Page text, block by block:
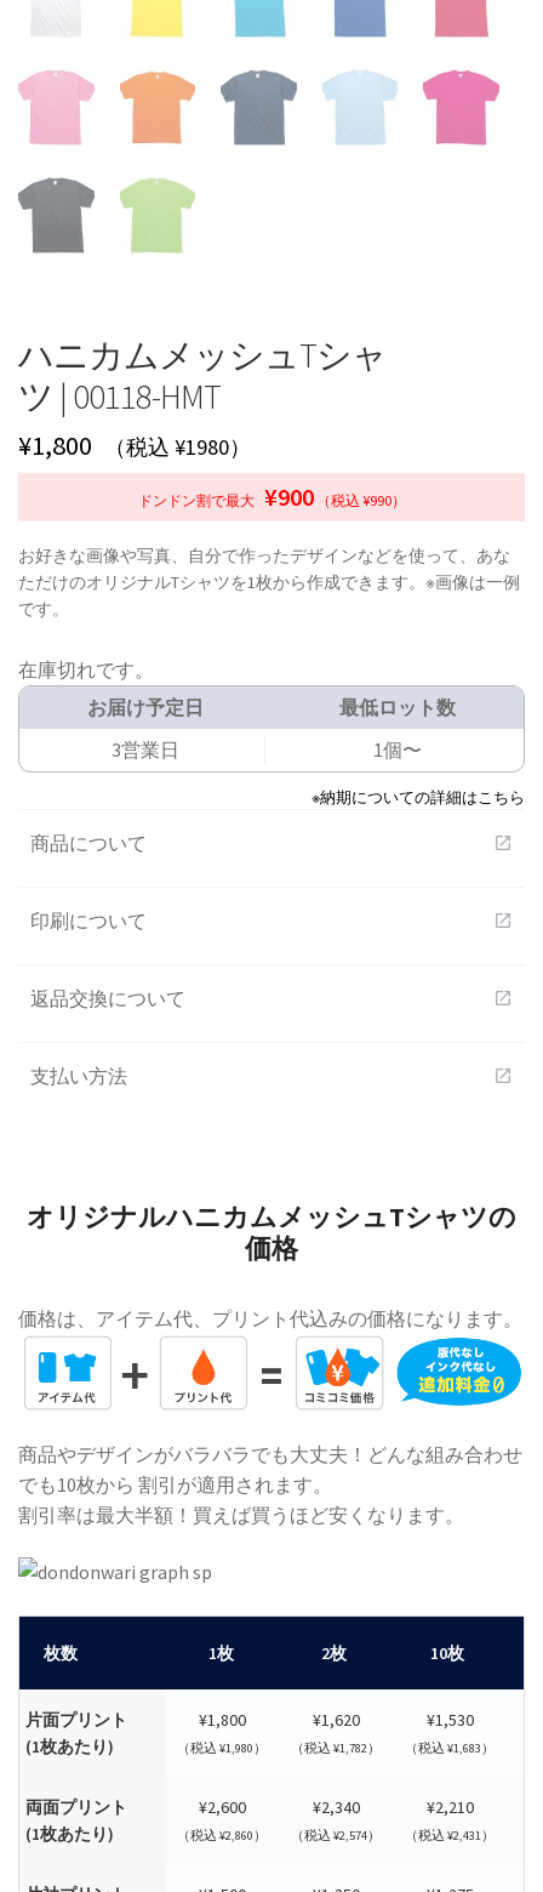
ハニカムメッシュTシャ
ツ | 00118-HMT
¥1,800 （税込 ¥1980）
ドンドン割で最大 ¥900 （税込 ¥990）
お好きな画像や写真、自分で作ったデザインなどを使って、あな
ただけのオリジナルTシャツを1枚から作成できます。※画像は一例
です。
在庫切れです。
お届け予定日
3営業日
最低ロット数
1個〜
※納期についての詳細はこちら
商品について open_in_new
印刷について open_in_new
返品交換について open_in_new
支払い方法 open_in_new
オリジナルハニカムメッシュTシャツの
価格
価格は、アイテム代、プリント代込みの価格になります。
商品やデザインがバラバラでも大丈夫！どんな組み合わせ
でも10枚から 割引が適用されます。
割引率は最大半額！買えば買うほど安くなります。
枚数 1枚 2枚 10枚
片面プリント
(1枚あたり)
¥1,800
（税込 ¥1,980）
¥1,620
（税込 ¥1,782）
¥1,530
（税込 ¥1,683）
両面プリント
(1枚あたり)
¥2,600
（税込 ¥2,860）
¥2,340
（税込 ¥2,574）
¥2,210
（税込 ¥2,431）